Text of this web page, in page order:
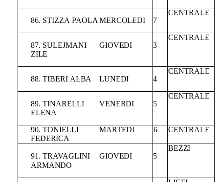
86. STIZZA PAOLA MERCOLEDI 7
CENTRALE
87. SULEJMANI
ZILE
GIOVEDI 3
CENTRALE
88. TIBERI ALBA LUNEDI 4
CENTRALE
89. TINARELLI
ELENA
VENERDI 5
CENTRALE
90. TONIELLI
FEDERICA
MARTEDI 6 CENTRALE
91. TRAVAGLINI
ARMANDO
GIOVEDI 5
BEZZI